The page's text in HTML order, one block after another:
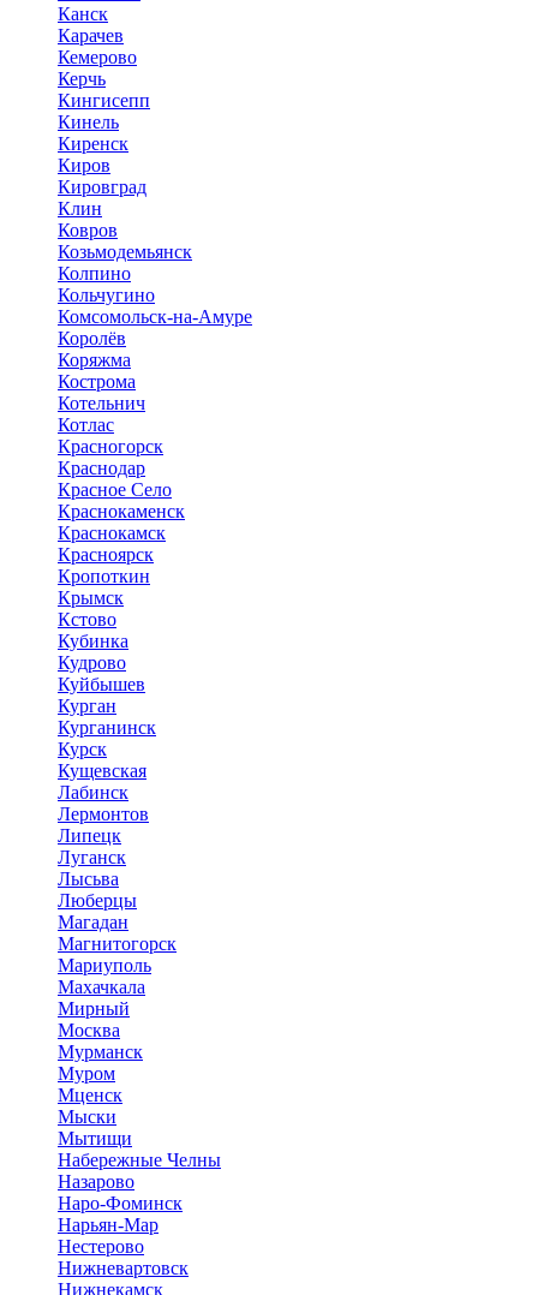
Канск
Карачев
Кемерово
Керчь
Кингисепп
Кинель
Киренск
Киров
Кировград
Клин
Ковров
Козьмодемьянск
Колпино
Кольчугино
Комсомольск-на-Амуре
Королёв
Коряжма
Кострома
Котельнич
Котлас
Красногорск
Краснодар
Красное Село
Краснокаменск
Краснокамск
Красноярск
Кропоткин
Крымск
Кстово
Кубинка
Кудрово
Куйбышев
Курган
Курганинск
Курск
Кущевская
Лабинск
Лермонтов
Липецк
Луганск
Лысьва
Люберцы
Магадан
Магнитогорск
Мариуполь
Махачкала
Мирный
Москва
Мурманск
Муром
Мценск
Мыски
Мытищи
Набережные Челны
Назарово
Наро-Фоминск
Нарьян-Мар
Нестерово
Нижневартовск
Нижнекамск